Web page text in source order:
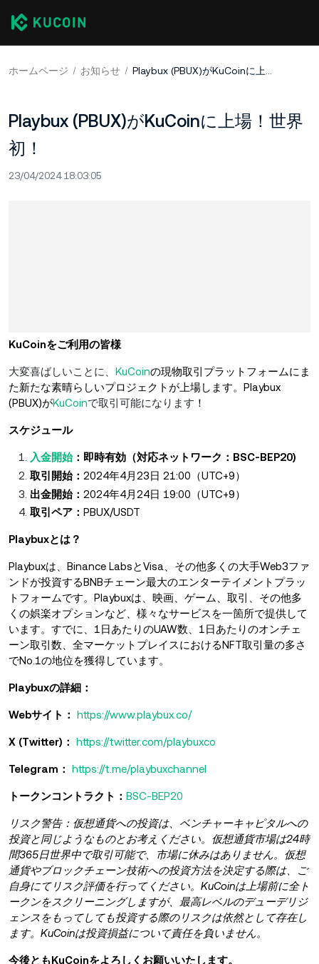
ホームページ お知らせ Playbux (PBUX)がKuCoinに上場！世界初！
Playbux (PBUX)がKuCoinに上場！世界
初！
23/04/2024 18:03:05
KuCoinをご利用の皆様
大変喜ばしいことに、 KuCoinの現物取引プラットフォームにま
た新たな素晴らしいプロジェクトが上場します。Playbux
(PBUX)がKuCoinで取引可能になります ！
スケジュール
入金開始 ：即時有効（対応ネットワーク：BSC-BEP20)
取引開始： 2024年4月23日 21:00（UTC+9）
出金開始： 2024年4月24日 19:00（UTC+9）
取引ペア： PBUX/USDT
Playbuxとは？
Playbuxは、Binance LabsとVisa、その他多くの大手Web3ファ
ンドが投資するBNBチェーン最大のエンターテイメントプラッ
トフォームです。Playbuxは、映画、ゲーム、取引、その他多
くの娯楽オプションなど、様々なサービスを一箇所で提供して
います。すでに、1日あたりのUAW数、1日あたりのオンチェ
ーン取引数、全マーケットプレイスにおけるNFT取引量の多さ
でNo.1の地位を獲得しています。
Playbuxの詳細：
Webサイト： https://www.playbux.co/
X (Twitter)： https://twitter.com/playbuxco
Telegram： https://t.me/playbuxchannel
トークンコントラクト： BSC-BEP20
リスク警告：仮想通貨への投資は、ベンチャーキャピタルへの
投資と同じようなものとお考えください。仮想通貨市場は24時
間365日世界中で取引可能で、市場に休みはありません。仮想
通貨やブロックチェーン技術への投資方法を決定する際は、ご
自身にてリスク評価を行ってください。KuCoinは上場前に全ト
ークンをスクリーニングしますが、最高レベルのデューデリジ
ェンスをもってしても投資する際のリスクは依然として存在し
ます。KuCoinは投資損益について責任を負いません。
今後ともKuCoinをよろしくお願いいたします。